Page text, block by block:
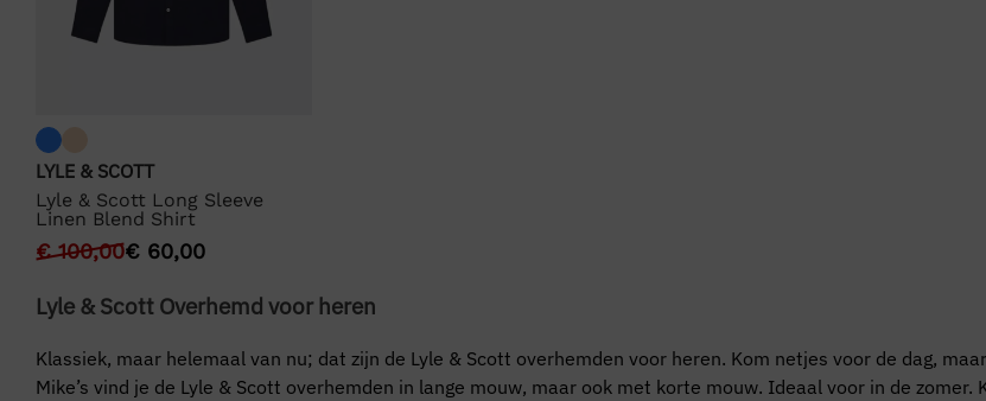
LYLE & SCOTT
Lyle & Scott Long Sleeve
Linen Blend Shirt
€100,00€ 60,00
Lyle & Scott Overhemd voor heren
Klassiek, maar helemaal van nu; dat zijn de Lyle & Scott overhemden voor heren. Kom netjes voor de dag,
Mike’s vind je de Lyle & Scott overhemden in lange mouw, maar ook met korte mouw. Ideaal voor in de